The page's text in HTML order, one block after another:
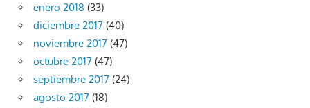
enero 2018 (33)
diciembre 2017 (40)
noviembre 2017 (47)
octubre 2017 (47)
septiembre 2017 (24)
agosto 2017 (18)